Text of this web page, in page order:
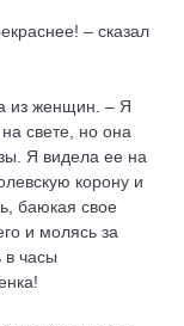
– сказал
из женщин. – Я
свете, но она
Я видела ее на
корону и
баюкая свое
и молясь за
в часы